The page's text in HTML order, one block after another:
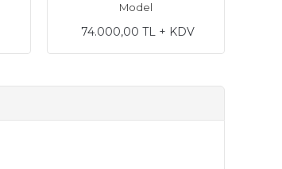
Model
74.000,00 TL + KDV